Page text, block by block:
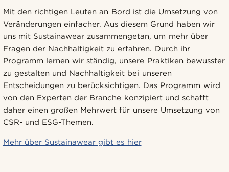
Mit den richtigen Leuten an Bord ist die Umsetzung von
Veränderungen einfacher. Aus diesem Grund haben wir
uns mit Sustainawear zusammengetan, um mehr über
Fragen der Nachhaltigkeit zu erfahren. Durch ihr
Programm lernen wir ständig, unsere Praktiken bewusster
zu gestalten und Nachhaltigkeit bei unseren
Entscheidungen zu berücksichtigen. Das Programm wird
von den Experten der Branche konzipiert und schafft
daher einen großen Mehrwert für unsere Umsetzung von
CSR- und ESG-Themen.
Mehr über Sustainawear gibt es hier